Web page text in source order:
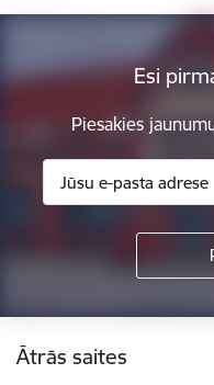
Esi
Piesakies
Ātrās saites